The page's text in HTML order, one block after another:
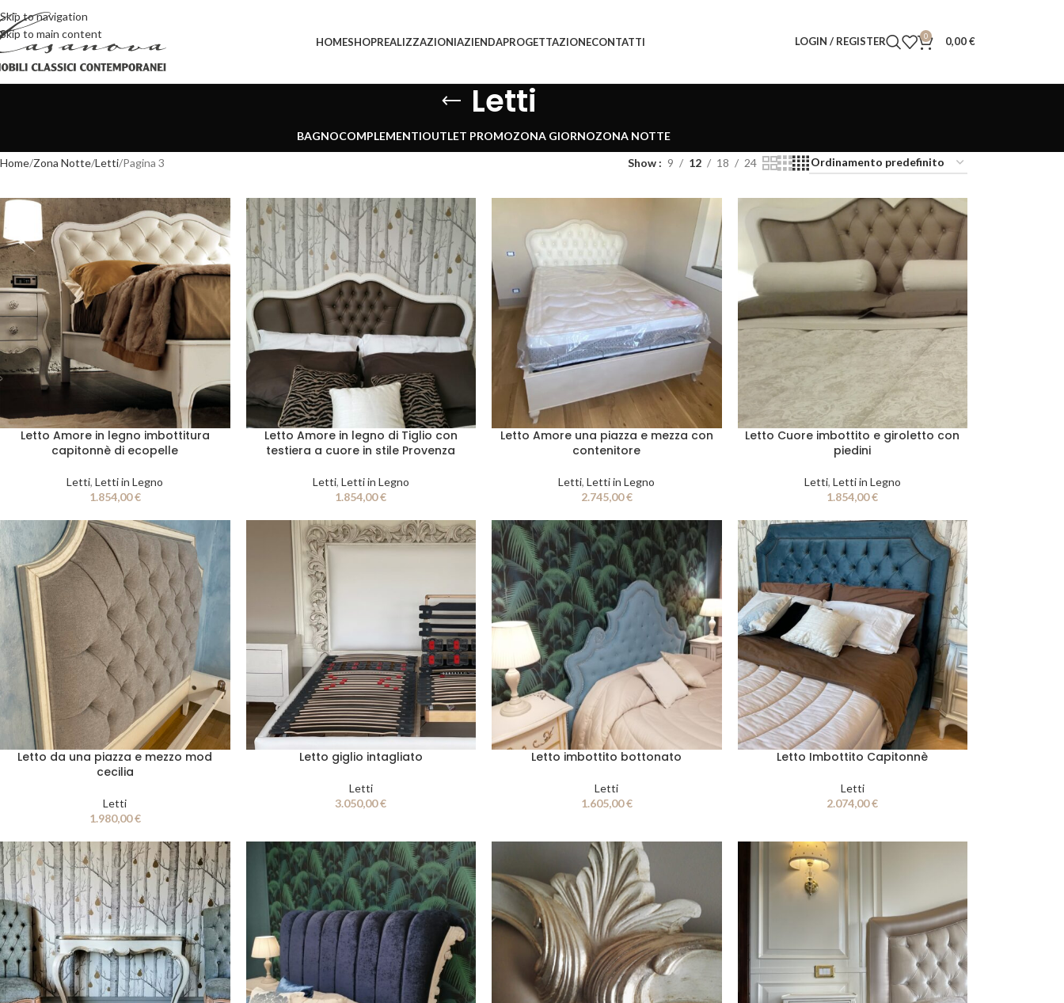
Skip to navigation
Skip to main content
HOMESHOPREALIZZAZIONIAZIENDAPROGETTAZIONECONTATTI LOGIN / REGISTER 0 0,00€
Letti
BAGNOCOMPLEMENTIOUTLET PROMOZONA GIORNOZONA NOTTE
Home Zona Notte Letti Pagina 3 Show 9 12 18 24
Letto Amore in legno imbottitura
capitonnè di ecopelle
Letti,Letti in Legno
1.854,00€
Letto Amore in legno di Tiglio con
testiera a cuore in stile Provenza
Letti, Letti in Legno
1.854,00€
Letto Amore una piazza e mezza con
contenitore
Letti,Letti in Legno
2.745,00€
Letto Cuore imbottito e giroletto con
piedini
Letti, Letti in Legno
1.854,00€
Letto da una piazza e mezzo mod
cecilia
Letti
1.980,00€
Letto giglio intagliato
Letti
3.050,00€
Letto imbottito bottonato
Letti
1.605,00€
Letto Imbottito Capitonnè
Letti
2.074,00€